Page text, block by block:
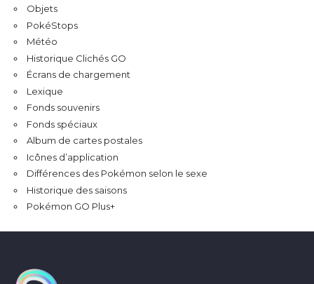
Objets
PokéStops
Météo
Historique Clichés GO
Écrans de chargement
Lexique
Fonds souvenirs
Fonds spéciaux
Album de cartes postales
Icônes d’application
Différences des Pokémon selon le sexe
Historique des saisons
Pokémon GO Plus+